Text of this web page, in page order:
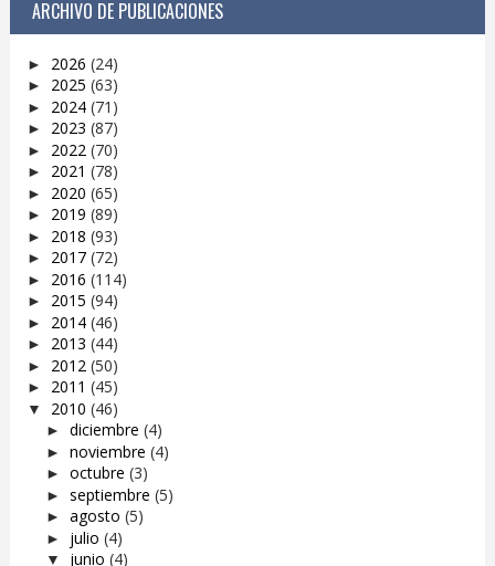
ARCHIVO DE PUBLICACIONES
► 2026 (24)
► 2025 (63)
► 2024 (71)
► 2023 (87)
► 2022 (70)
► 2021 (78)
► 2020 (65)
► 2019 (89)
► 2018 (93)
► 2017 (72)
► 2016 (114)
► 2015 (94)
► 2014 (46)
► 2013 (44)
► 2012 (50)
► 2011 (45)
▼ 2010 (46)
► diciembre (4)
► noviembre (4)
► octubre (3)
► septiembre (5)
► agosto (5)
► julio (4)
▼ junio (4)